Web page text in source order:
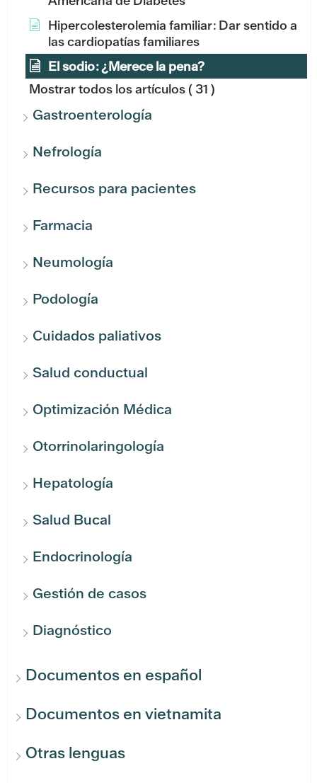
Hipercolesterolemia familiar: Dar sentido a
las cardiopatías familiares
El sodio: ¿Merece la pena?
Mostrar todos los artículos( 31 )
Gastroenterología
Nefrología
Recursos para pacientes
Farmacia
Neumología
Podología
Cuidados paliativos
Salud conductual
Optimización Médica
Otorrinolaringología
Hepatología
Salud Bucal
Endocrinología
Gestión de casos
Diagnóstico
Documentos en español
Documentos en vietnamita
Otras lenguas